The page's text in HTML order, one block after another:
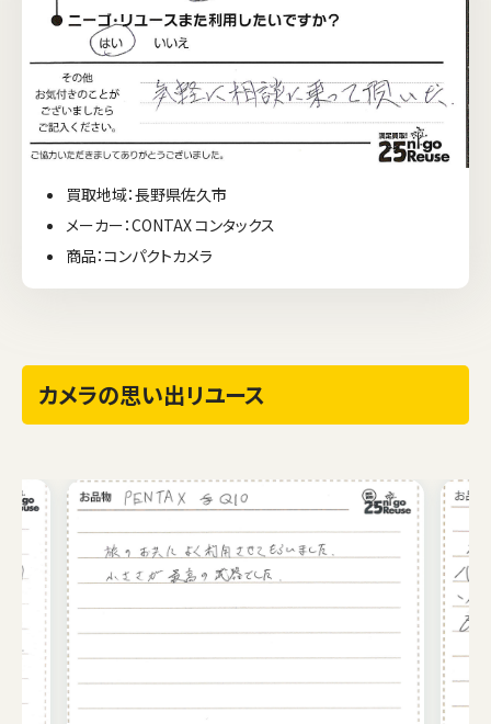
買取地域：長野県佐久市
メーカー：CONTAX コンタックス
商品：コンパクトカメラ
カメラの思い出リユース